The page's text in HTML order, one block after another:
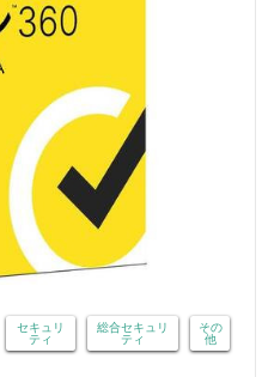
セキュリ
ティ
総合セキュリ
ティ
その
他